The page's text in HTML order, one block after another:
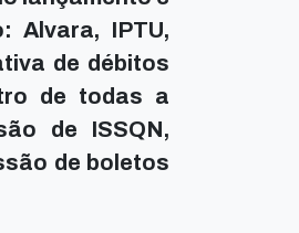
Alvara, IPTU,
de débitos
de todas a
de ISSQN,
de boletos